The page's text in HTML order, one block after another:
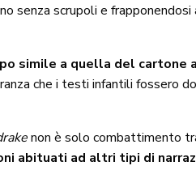
senza scrupoli e
simile a quella del cartone
che i testi infantili fossero
non è solo combattimento
abituati ad altri tipi di